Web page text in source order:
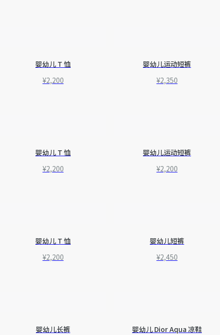
婴幼儿 T 恤
¥2,200
婴幼儿运动短裤
¥2,350
婴幼儿 T 恤
¥2,200
婴幼儿运动短裤
¥2,200
婴幼儿 T 恤
¥2,200
婴幼儿短裤
¥2,450
婴幼儿长裤
婴幼儿 Dior Aqua 凉鞋